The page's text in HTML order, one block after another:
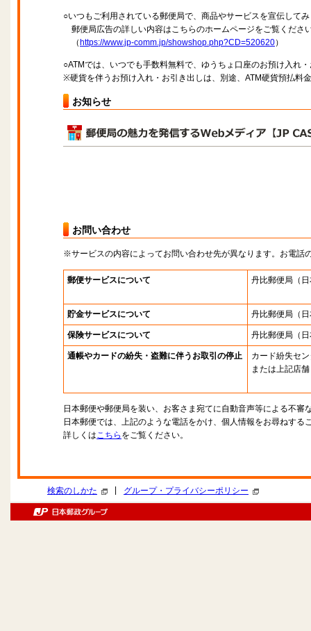
○いつもご利用されている郵便局で、商品やサービスを宣伝して
郵便局広告の詳しい内容はこちらのホームページをご覧くださ
（ https://www.jp-comm.jp/showshop.php?CD=520620）
○ATMでは、いつでも手数料無料で、ゆうちょ口座のお預け入れ
※硬貨を伴うお預け入れ・お引き出しは、別途、ATM硬貨預払料
お知らせ
お問い合わせ
※サービスの内容によってお問い合わせ先が異なります。お電話
郵便サービスについて 丹比郵便局 （
貯金サービスについて 丹比郵便局 （
保険サービスについて 丹比郵便局 （
通帳やカードの紛失・盗難に伴うお取引の停止
カード紛失セ
または上記店舗
日本郵便や郵便局を装い、お客さま宛てに自動音声等による不審
日本郵便では、上記のような電話をかけ、個人情報をお尋ねする
詳しくはこちら をご覧ください。
検索のしかた グループ・プライバシーポリシー